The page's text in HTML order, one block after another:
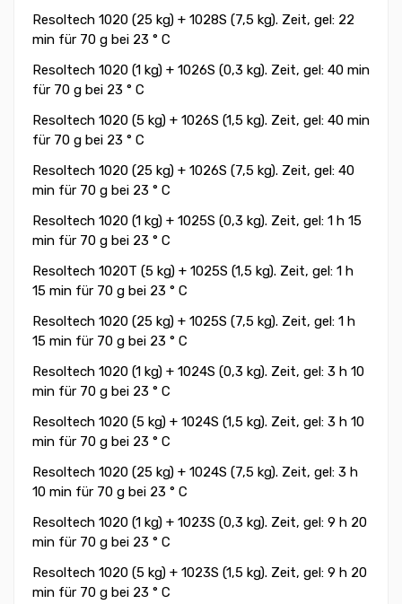
Resoltech 1020 (25 kg) + 1028S (7,5 kg). Zeit, gel: 22
min für 70 g bei 23 ° C
Resoltech 1020 (1 kg) + 1026S (0,3 kg). Zeit, gel: 40 min
für 70 g bei 23 ° C
Resoltech 1020 (5 kg) + 1026S (1,5 kg). Zeit, gel: 40 min
für 70 g bei 23 ° C
Resoltech 1020 (25 kg) + 1026S (7,5 kg). Zeit, gel: 40
min für 70 g bei 23 ° C
Resoltech 1020 (1 kg) + 1025S (0,3 kg). Zeit, gel: 1 h 15
min für 70 g bei 23 ° C
Resoltech 1020T (5 kg) + 1025S (1,5 kg). Zeit, gel: 1 h
15 min für 70 g bei 23 ° C
Resoltech 1020 (25 kg) + 1025S (7,5 kg). Zeit, gel: 1 h
15 min für 70 g bei 23 ° C
Resoltech 1020 (1 kg) + 1024S (0,3 kg). Zeit, gel: 3 h 10
min für 70 g bei 23 ° C
Resoltech 1020 (5 kg) + 1024S (1,5 kg). Zeit, gel: 3 h 10
min für 70 g bei 23 ° C
Resoltech 1020 (25 kg) + 1024S (7,5 kg). Zeit, gel: 3 h
10 min für 70 g bei 23 ° C
Resoltech 1020 (1 kg) + 1023S (0,3 kg). Zeit, gel: 9 h 20
min für 70 g bei 23 ° C
Resoltech 1020 (5 kg) + 1023S (1,5 kg). Zeit, gel: 9 h 20
min für 70 g bei 23 ° C